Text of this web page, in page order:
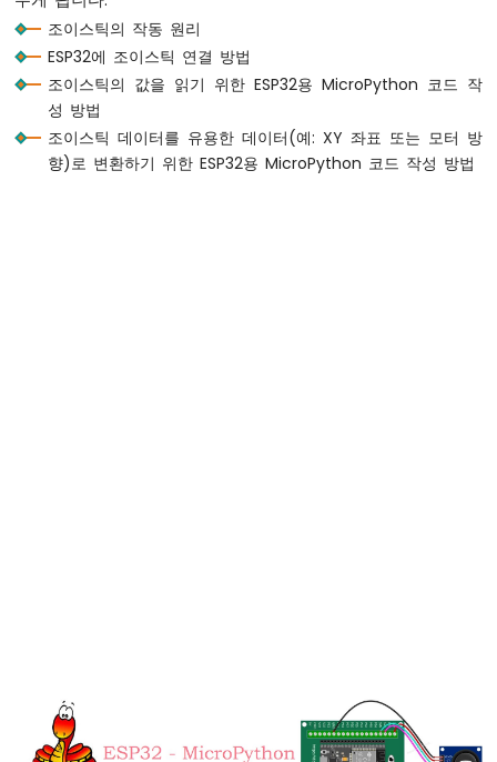
시
작
하
기
ESP32
마
조이스틱의 작동 원리
ESP32에 조이스틱 연결 방법
조이스틱의 값을 읽기 위한 ESP32용 MicroPython 코드 작
성 방법
조이스틱 데이터를 유용한 데이터(예: XY 좌표 또는 모터 방
향)로 변환하기 위한 ESP32용 MicroPython 코드 작성 방법